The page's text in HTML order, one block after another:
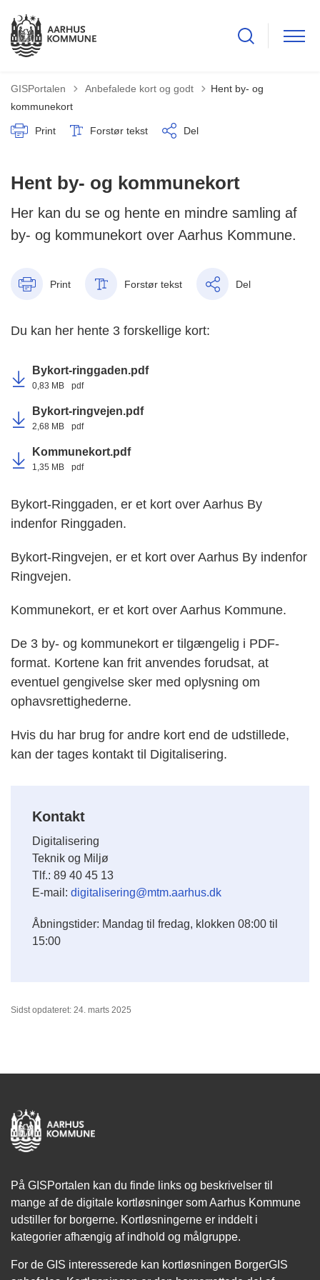
GISPortalen Tilbage til
Anbefalede kort og godt
Hent by- og
kommunekort
Print Forstør tekst Del
Hent by- og kommunekort
Her kan du se og hente en mindre samling af
by- og kommunekort over Aarhus Kommune.
Print Forstør tekst Del
Du kan her hente 3 forskellige kort:
Bykort-ringgaden.pdf
0,83 MB pdf
Bykort-ringvejen.pdf
2,68 MB pdf
Kommunekort.pdf
1,35 MB pdf
Bykort-Ringgaden, er et kort over Aarhus By
indenfor Ringgaden.
Bykort-Ringvejen, er et kort over Aarhus By indenfor
Ringvejen.
Kommunekort, er et kort over Aarhus Kommune.
De 3 by- og kommunekort er tilgængelig i PDF-
format. Kortene kan frit anvendes forudsat, at
eventuel gengivelse sker med oplysning om
ophavsrettighederne.
Hvis du har brug for andre kort end de udstillede,
kan der tages kontakt til Digitalisering.
Kontakt
Digitalisering
Teknik og Miljø
Tlf.: 89 40 45 13
E-mail: digitalisering@mtm.aarhus.dk
Åbningstider: Mandag til fredag, klokken 08:00 til
15:00
Sidst opdateret: 24. marts 2025
På GISPortalen kan du finde links og beskrivelser til
mange af de digitale kortløsninger som Aarhus Kommune
udstiller for borgerne. Kortløsningerne er inddelt i
kategorier afhængig af indhold og målgruppe.
For de GIS interesserede kan kortløsningen BorgerGIS